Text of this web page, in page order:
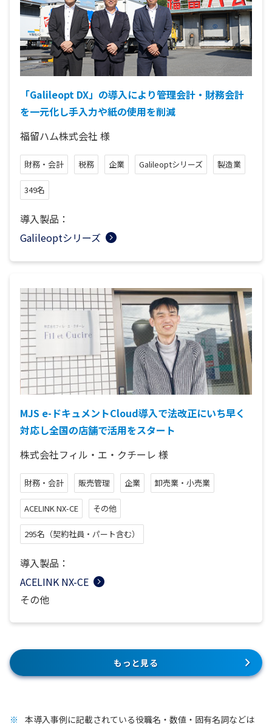
「Galileopt DX」の導入により管理会計・財務会計
を一元化し手入力や紙の使用を削減
福留ハム株式会社 様
財務・会計 税務 企業 Galileoptシリーズ 製造業
349名
導入製品：
Galileoptシリーズ
MJS e-ドキュメントCloud導入で法改正にいち早く
対応し全国の店舗で活用をスタート
株式会社フィル・エ・クチーレ 様
財務・会計 販売管理 企業 卸売業・小売業
ACELINK NX-CE その他
295名（契約社員・パート含む）
導入製品：
ACELINK NX-CE
その他
もっと見る
本導入事例に記載されている役職名・数値・固有名詞などは